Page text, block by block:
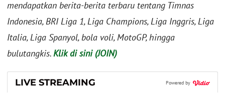
mendapatkan berita-berita terbaru tentang Timnas
Indonesia, BRI Liga 1, Liga Champions, Liga Inggris, Liga
Italia, Liga Spanyol, bola voli, MotoGP, hingga
bulutangkis.Klik di sini (JOIN)
LIVE STREAMING Powered by